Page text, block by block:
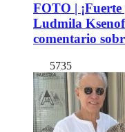
FOTO |
Ludmila
comentario
5735